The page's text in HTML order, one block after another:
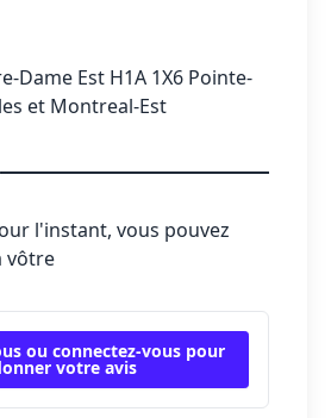
Dame Est H1A 1X6 Pointe-
et Montreal-Est
l'instant, vous pouvez
vôtre
ou connectez-vous pour
votre avis